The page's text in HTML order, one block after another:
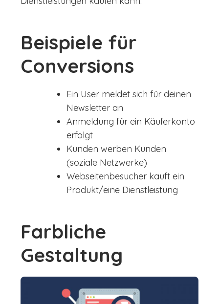
Beispiele für
Conversions
Ein User meldet sich für deinen
Newsletter an
Anmeldung für ein Käuferkonto
erfolgt
Kunden werben Kunden
(soziale Netzwerke)
Webseitenbesucher kauft ein
Produkt/eine Dienstleistung
Farbliche
Gestaltung